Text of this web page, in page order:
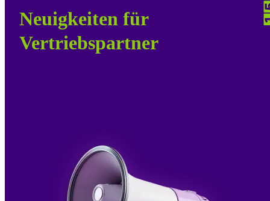
Neuigkeiten für
Vertriebspartner